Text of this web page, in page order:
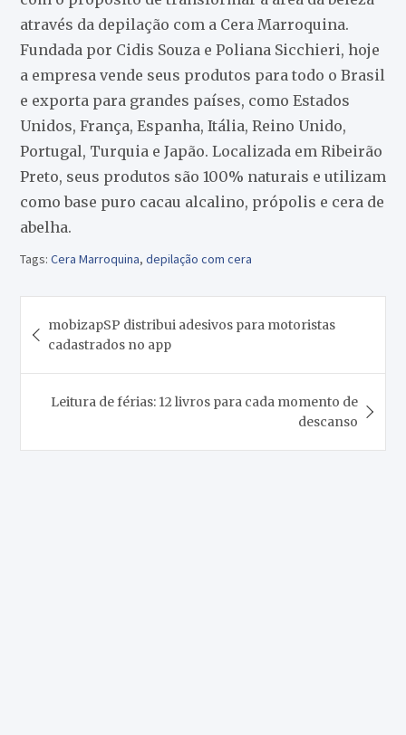
através da depilação com a Cera Marroquina.
Fundada por Cidis Souza e Poliana Sicchieri, hoje
a empresa vende seus produtos para todo o Brasil
e exporta para grandes países, como Estados
Unidos, França, Espanha, Itália, Reino Unido,
Portugal, Turquia e Japão. Localizada em Ribeirão
Preto, seus produtos são 100% naturais e utilizam
como base puro cacau alcalino, própolis e cera de
abelha.
Tags: Cera Marroquina, depilação com cera
de
Post
mobizapSP distribui adesivos para motoristas
cadastrados no app
Leitura de férias: 12 livros para cada momento de
descanso